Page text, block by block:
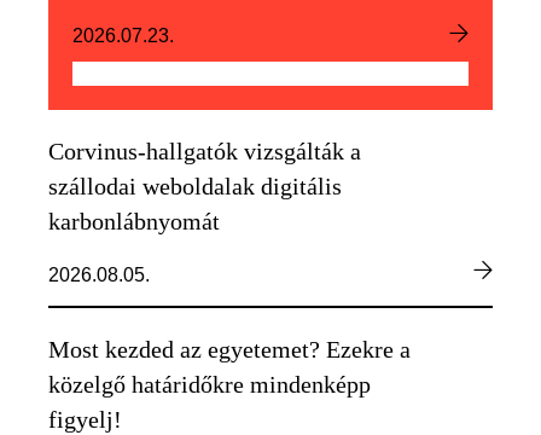
2026.07.23.
Corvinus-hallgatók vizsgálták a
szállodai weboldalak digitális
karbonlábnyomát
2026.08.05.
Most kezded az egyetemet? Ezekre a
közelgő határidőkre mindenképp
figyelj!